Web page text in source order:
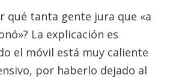
qué tanta gente jura que «a
La explicación es
el móvil está muy caliente
por haberlo dejado al